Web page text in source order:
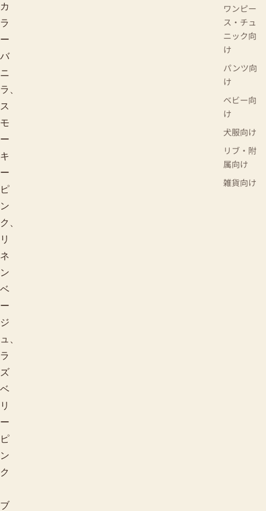
ワンピー
ス・チュ
ニック向
け
パンツ向
け
ベビー向
け
犬服向け
リブ・附
属向け
雑貨向け
カ
ラ
ー
バ
ニ
ラ、
ス
モ
ー
キ
ー
ピ
ン
ク、
リ
ネ
ン
ベ
ー
ジ
ュ、
ラ
ズ
ベ
リ
ー
ピ
ン
ク
ブ